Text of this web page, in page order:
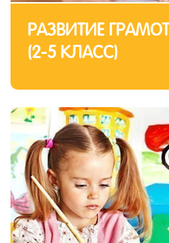
РАЗВИТИЕ
(2-5 КЛАСС)